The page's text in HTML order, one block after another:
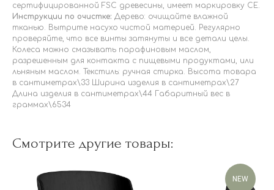
сертифицированной FSC древесины, имеет маркировку CE.
Инструкции по очистке: Дерево: очищайте влажной
тканью. Вытрите насухо чистой материей. Регулярно
проверяйте, что все винты затянуты и все детали целы.
Колеса можно смазывать парафиновым маслом,
разрешенным для контакта с пищевыми продуктами, или
льняным маслом. Текстиль: ручная стирка. Высота товара
в сантиметрах\33 Ширина изделия в сантиметрах\27
Длина изделия в сантиметрах\44 Габаритный вес в
граммах\6534
Смотрите другие товары:
NEW